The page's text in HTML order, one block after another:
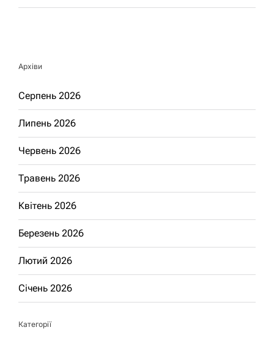
Архіви
Серпень 2026
Липень 2026
Червень 2026
Травень 2026
Квітень 2026
Березень 2026
Лютий 2026
Січень 2026
Категорії